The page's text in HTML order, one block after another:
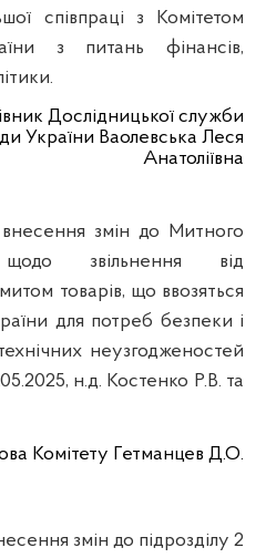
співпраці з Комітетом
з питань фінансів,
Дослідницької служби
України Ваолевська Леся
Анатоліївна
змін до Митного
звільнення від
товарів, що ввозяться
для потреб безпеки і
неузгодженостей
н.д. Костенко Р.В. та
Комітету Гетманцев Д.О.
змін до підрозділу 2